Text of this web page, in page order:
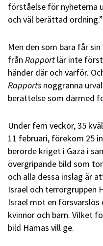
förståelse för nyheterna
och väl berättad ordning.”
Men den som bara får
från Rapport lär inte
händer där och varför.
Rapports noggranna
berättelse som därmed
Under fem veckor, 35
11 februari, förekom 25
berörde kriget i Gaza i
övergripande bild som
och alla dessa inslag är
Israel och terrorgruppen
Israel mot en
kvinnor och barn. Vilket
bild Hamas vill ge.